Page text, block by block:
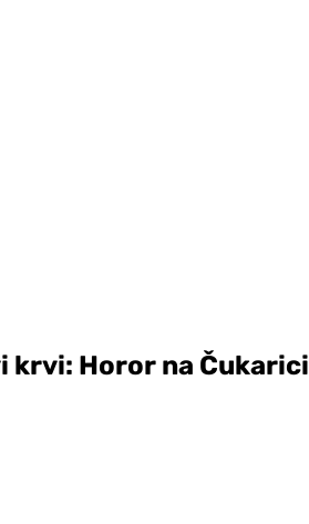
krvi: Horor na Čukarici